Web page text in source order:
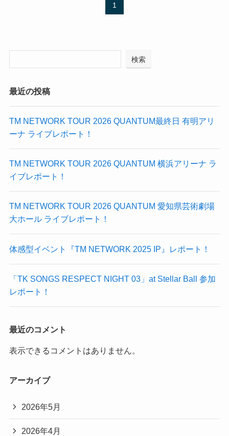
1
検索
最近の投稿
TM NETWORK TOUR 2026 QUANTUM最終日 有明アリ
ーナ ライブレポート！
TM NETWORK TOUR 2026 QUANTUM 横浜アリーナ ラ
イブレポート！
TM NETWORK TOUR 2026 QUANTUM 愛知県芸術劇場
大ホール ライブレポート！
体感型イベント『TM NETWORK 2025 IP』レポート！
「TK SONGS RESPECT NIGHT 03」at Stellar Ball 参加
レポート！
最近のコメント
表示できるコメントはありません。
アーカイブ
2026年5月
2026年4月